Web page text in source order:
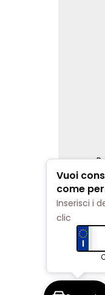
Vuoi
come
Inserisci i
clic
AA